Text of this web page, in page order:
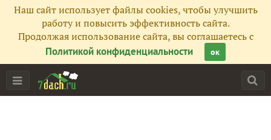
Наш сайт использует файлы cookies, чтобы улучшить
работу и повысить эффективность сайта.
Продолжая использование сайта, вы соглашаетесь с
Политикой конфиденциальности
ок